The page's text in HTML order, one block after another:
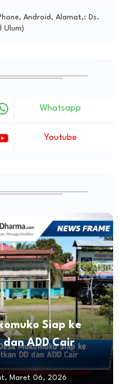
Android, Alamat,: Ds.
Ulum)
Whatsapp
Youtube
Siap ke
dan ADD Cair
Maret 06, 2026